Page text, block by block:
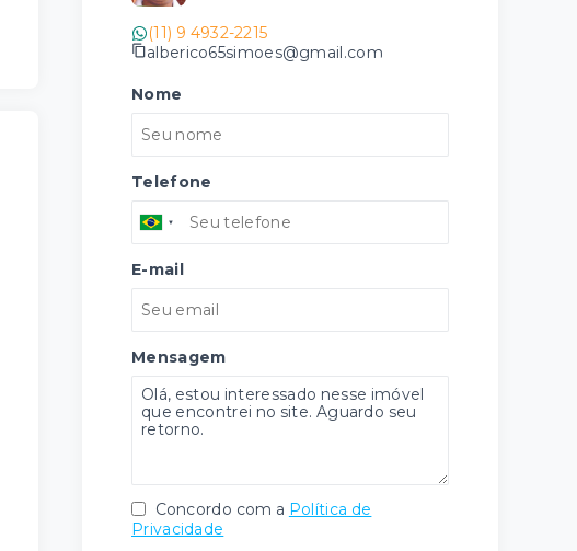
(11) 9 4932-2215
alberico65simoes@gmail.com
Nome
Telefone
E-mail
Mensagem
Concordo com a Política de
Privacidade